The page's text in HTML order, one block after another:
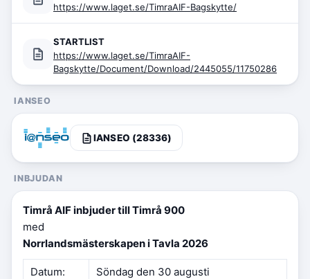
https://www.laget.se/TimraAIF-Bagskytte/
STARTLIST
https://www.laget.se/TimraAIF-
Bagskytte/Document/Download/2445055/11750286
IANSEO
IANSEO (28336)
INBJUDAN
Timrå AIF inbjuder till Timrå 900
med
Norrlandsmästerskapen i Tavla 2026
Datum: Söndag den 30 augusti